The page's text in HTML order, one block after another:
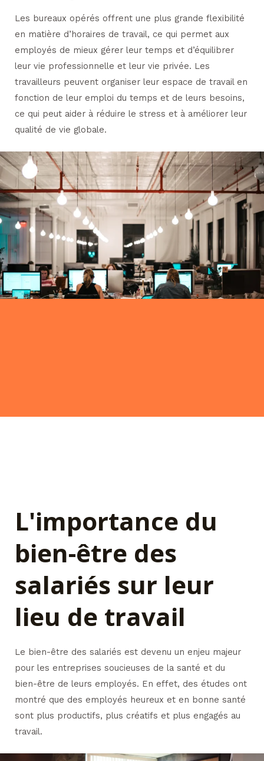
Les bureaux opérés offrent une plus grande flexibilité
en matière d’horaires de travail, ce qui permet aux
employés de mieux gérer leur temps et d’équilibrer
leur vie professionnelle et leur vie privée. Les
travailleurs peuvent organiser leur espace de travail en
fonction de leur emploi du temps et de leurs besoins,
ce qui peut aider à réduire le stress et à améliorer leur
qualité de vie globale.
L'importance du
bien-être des
salariés sur leur
lieu de travail
Le bien-être des salariés est devenu un enjeu majeur
pour les entreprises soucieuses de la santé et du
bien-être de leurs employés. En effet, des études ont
montré que des employés heureux et en bonne santé
sont plus productifs, plus créatifs et plus engagés au
travail.